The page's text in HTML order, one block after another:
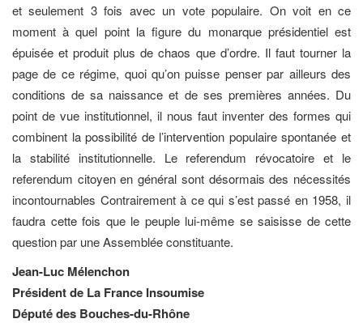
et seulement 3 fois avec un vote populaire. On voit en ce
moment à quel point la figure du monarque présidentiel est
épuisée et produit plus de chaos que d’ordre. Il faut tourner la
page de ce régime, quoi qu’on puisse penser par ailleurs des
conditions de sa naissance et de ses premières années. Du
point de vue institutionnel, il nous faut inventer des formes qui
combinent la possibilité de l’intervention populaire spontanée et
la stabilité institutionnelle. Le referendum révocatoire et le
referendum citoyen en général sont désormais des nécessités
incontournables Contrairement à ce qui s’est passé en 1958, il
faudra cette fois que le peuple lui-même se saisisse de cette
question par une Assemblée constituante.
Jean-Luc Mélenchon
Président de La France Insoumise
Député des Bouches-du-Rhône